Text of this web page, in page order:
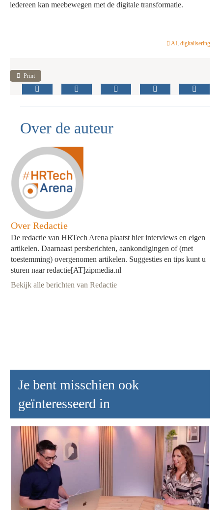
iedereen kan meebewegen met de digitale transformatie.
AI, digitalisering
Print
Over de auteur
Over Redactie
De redactie van HRTech Arena plaatst hier interviews en eigen
artikelen. Daarnaast persberichten, aankondigingen of (met
toestemming) overgenomen artikelen. Suggesties en tips kunt u
sturen naar redactie[AT]zipmedia.nl
Bekijk alle berichten van Redactie
Je bent misschien ook
geïnteresseerd in